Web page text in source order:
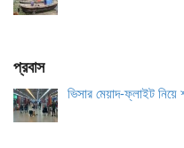
প্রবাস
ভিসার মেয়াদ-ফ্লাইট নিয়ে